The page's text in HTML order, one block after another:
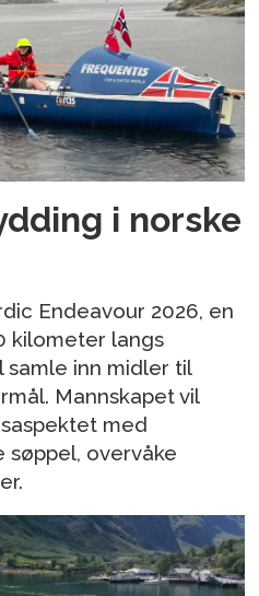
i norske
Endeavour 2026, en
kilometer langs
samle inn midler til
Mannskapet vil
med
søppel, overvåke